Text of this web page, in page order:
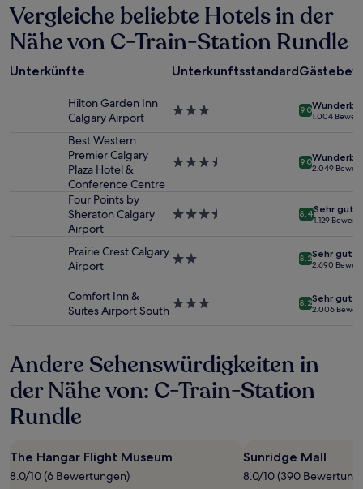
den
letzten
24 Stunden
für
einen
1 Übernachtung
2 Erwachsenen
gefunden
Verfügbarkeiten
zusätzliche
Bedingungen
Vergleiche beliebte Hotels in der
Nähe von C-Train-Station Rundle
Unterkünfte Unterkunftsstandard
Hilton Garden Inn
Calgary Airport
3.0-
9.0
1.004
Best Western
Premier Calgary
Plaza Hotel &
Conference Centre
3.5-
9.0
2.049
Four Points by
Sheraton Calgary
Airport
3.5-
8.4Sehr gut
1.129
Prairie Crest Calgary
Airport
2.0-
8.2Sehr gut
2.690
Comfort Inn &
Suites Airport South 3.0-
8.2Sehr gut
2.006
Andere Sehenswürdigkeiten in
der Nähe von: C-Train-Station
Rundle
The Hangar Flight Museum
8.0/10 (6 Bewertungen)
Sunridge Mall
8.0/10 (390